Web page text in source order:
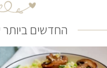
החדשים ביותר